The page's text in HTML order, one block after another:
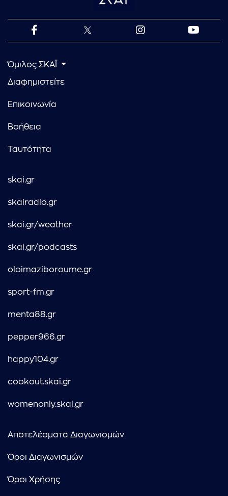
Όμιλος ΣΚΑΪ
Διαφημιστείτε
Επικοινωνία
Βοήθεια
Ταυτότητα
skai.gr
skairadio.gr
skai.gr/weather
skai.gr/podcasts
oloimaziboroume.gr
sport-fm.gr
menta88.gr
pepper966.gr
happy104.gr
cookout.skai.gr
womenonly.skai.gr
Αποτελέσματα Διαγωνισμών
Όροι Διαγωνισμών
Όροι Χρήσης